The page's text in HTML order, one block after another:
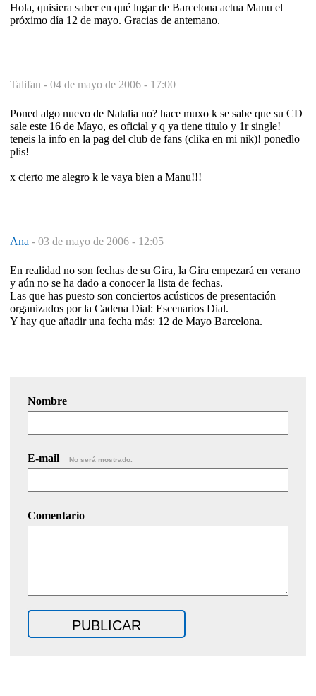
Hola, quisiera saber en qué lugar de Barcelona actua Manu el
próximo día 12 de mayo. Gracias de antemano.
Talifan - 04 de mayo de 2006 - 17:00
Poned algo nuevo de Natalia no? hace muxo k se sabe que su CD
sale este 16 de Mayo, es oficial y q ya tiene titulo y 1r single!
teneis la info en la pag del club de fans (clika en mi nik)! ponedlo
plis!
x cierto me alegro k le vaya bien a Manu!!!
Ana - 03 de mayo de 2006 - 12:05
En realidad no son fechas de su Gira, la Gira empezará en verano
y aún no se ha dado a conocer la lista de fechas.
Las que has puesto son conciertos acústicos de presentación
organizados por la Cadena Dial: Escenarios Dial.
Y hay que añadir una fecha más: 12 de Mayo Barcelona.
Nombre
E-mail No será mostrado.
Comentario